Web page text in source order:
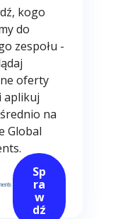
kogo
do
zespołu -
oferty
aplikuj
na
Global
.
Sp
ra
w
dź